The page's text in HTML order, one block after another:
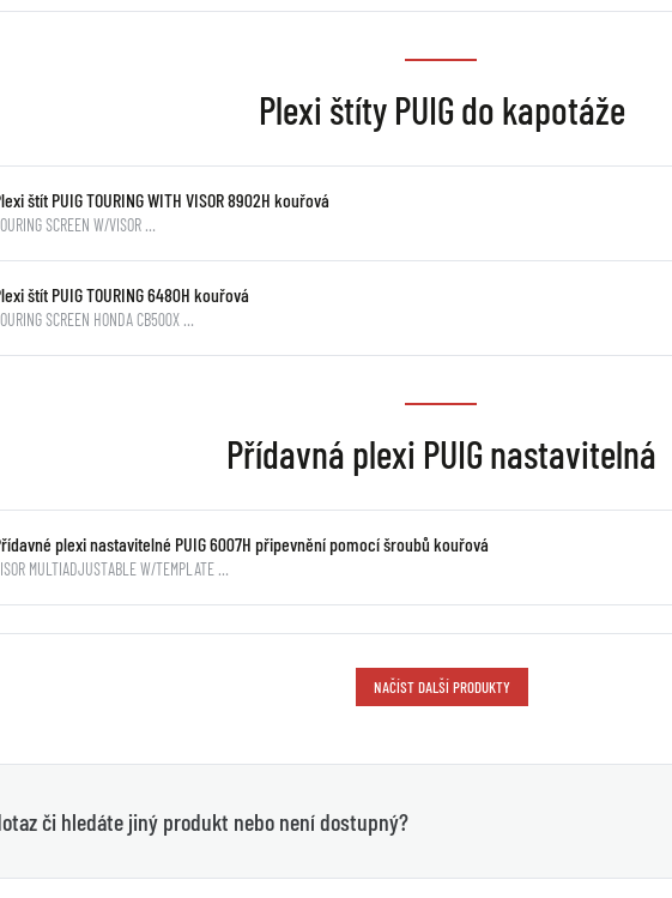
Plexi štíty PUIG do kapotáže
štít PUIG TOURING WITH VISOR 8902H kouřová
SCREEN W/VISOR …
štít PUIG TOURING 6480H kouřová
SCREEN HONDA CB500X …
Přídavná plexi PUIG nastavitelná
plexi nastavitelné PUIG 6007H připevnění pomocí šroubů kouřová
MULTIADJUSTABLE W/TEMPLATE …
NAČÍST DALŠÍ PRODUKTY
či hledáte jiný produkt nebo není dostupný?